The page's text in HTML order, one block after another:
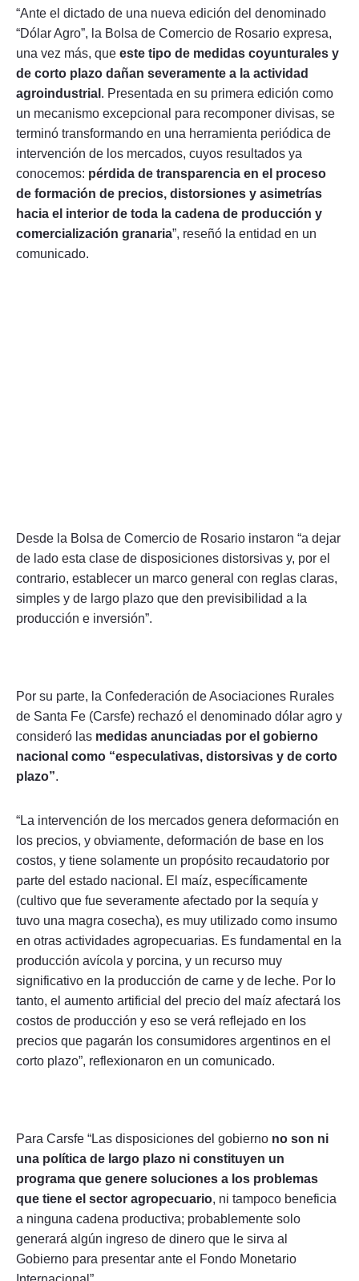
“Ante el dictado de una nueva edición del denominado
“Dólar Agro”, la Bolsa de Comercio de Rosario expresa,
una vez más, que este tipo de medidas coyunturales y
de corto plazo dañan severamente a la actividad
agroindustrial . Presentada en su primera edición como
un mecanismo excepcional para recomponer divisas, se
terminó transformando en una herramienta periódica de
intervención de los mercados, cuyos resultados ya
conocemos: pérdida de transparencia en el proceso
de formación de precios, distorsiones y asimetrías
hacia el interior de toda la cadena de producción y
comercialización granaria”, reseñó la entidad en un
comunicado.
Desde la Bolsa de Comercio de Rosario instaron “a dejar
de lado esta clase de disposiciones distorsivas y, por el
contrario, establecer un marco general con reglas claras,
simples y de largo plazo que den previsibilidad a la
producción e inversión”.
Por su parte, la Confederación de Asociaciones Rurales
de Santa Fe (Carsfe) rechazó el denominado dólar agro y
consideró las medidas anunciadas por el gobierno
nacional como “especulativas, distorsivas y de corto
plazo”.
“La intervención de los mercados genera deformación en
los precios, y obviamente, deformación de base en los
costos, y tiene solamente un propósito recaudatorio por
parte del estado nacional. El maíz, específicamente
(cultivo que fue severamente afectado por la sequía y
tuvo una magra cosecha), es muy utilizado como insumo
en otras actividades agropecuarias. Es fundamental en la
producción avícola y porcina, y un recurso muy
significativo en la producción de carne y de leche. Por lo
tanto, el aumento artificial del precio del maíz afectará los
costos de producción y eso se verá reflejado en los
precios que pagarán los consumidores argentinos en el
corto plazo”, reflexionaron en un comunicado.
Para Carsfe “Las disposiciones del gobierno no son ni
una política de largo plazo ni constituyen un
programa que genere soluciones a los problemas
que tiene el sector agropecuario, ni tampoco beneficia
a ninguna cadena productiva; probablemente solo
generará algún ingreso de dinero que le sirva al
Gobierno para presentar ante el Fondo Monetario